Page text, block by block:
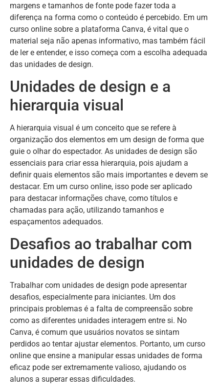
margens e tamanhos de fonte pode fazer toda a
diferença na forma como o conteúdo é percebido. Em um
curso online sobre a plataforma Canva, é vital que o
material seja não apenas informativo, mas também fácil
de ler e entender, e isso começa com a escolha adequada
das unidades de design.
Unidades de design e a
hierarquia visual
A hierarquia visual é um conceito que se refere à
organização dos elementos em um design de forma que
guie o olhar do espectador. As unidades de design são
essenciais para criar essa hierarquia, pois ajudam a
definir quais elementos são mais importantes e devem se
destacar. Em um curso online, isso pode ser aplicado
para destacar informações chave, como títulos e
chamadas para ação, utilizando tamanhos e
espaçamentos adequados.
Desafios ao trabalhar com
unidades de design
Trabalhar com unidades de design pode apresentar
desafios, especialmente para iniciantes. Um dos
principais problemas é a falta de compreensão sobre
como as diferentes unidades interagem entre si. No
Canva, é comum que usuários novatos se sintam
perdidos ao tentar ajustar elementos. Portanto, um curso
online que ensine a manipular essas unidades de forma
eficaz pode ser extremamente valioso, ajudando os
alunos a superar essas dificuldades.